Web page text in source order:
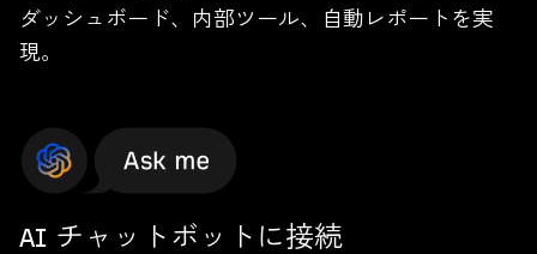
ダッシュボード、内部ツール、自動レポートを実
現。
AI チャットボットに接続